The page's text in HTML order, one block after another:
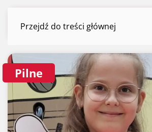
Przejdź do treści głównejAnhelina Boichuk
Pilne